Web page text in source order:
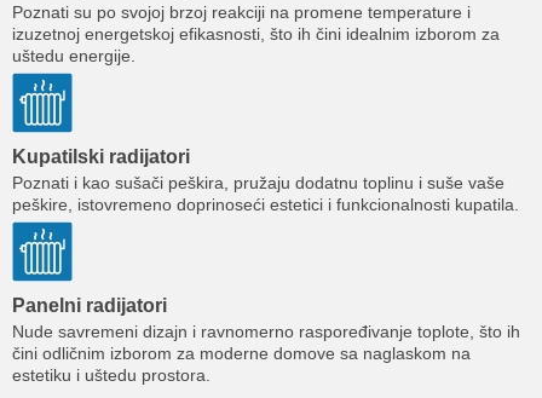
Poznati su po svojoj brzoj reakciji na promene temperature i
izuzetnoj energetskoj efikasnosti, što ih čini idealnim izborom za
uštedu energije.
Kupatilski radijatori
Poznati i kao sušači peškira, pružaju dodatnu toplinu i suše vaše
peškire, istovremeno doprinoseći estetici i funkcionalnosti kupatila.
Panelni radijatori
Nude savremeni dizajn i ravnomerno raspoređivanje toplote, što ih
čini odličnim izborom za moderne domove sa naglaskom na
estetiku i uštedu prostora.